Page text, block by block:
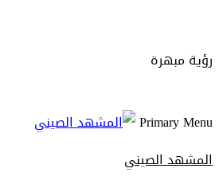
رؤية مبهرة
Primary Menu
المشهد الصيني